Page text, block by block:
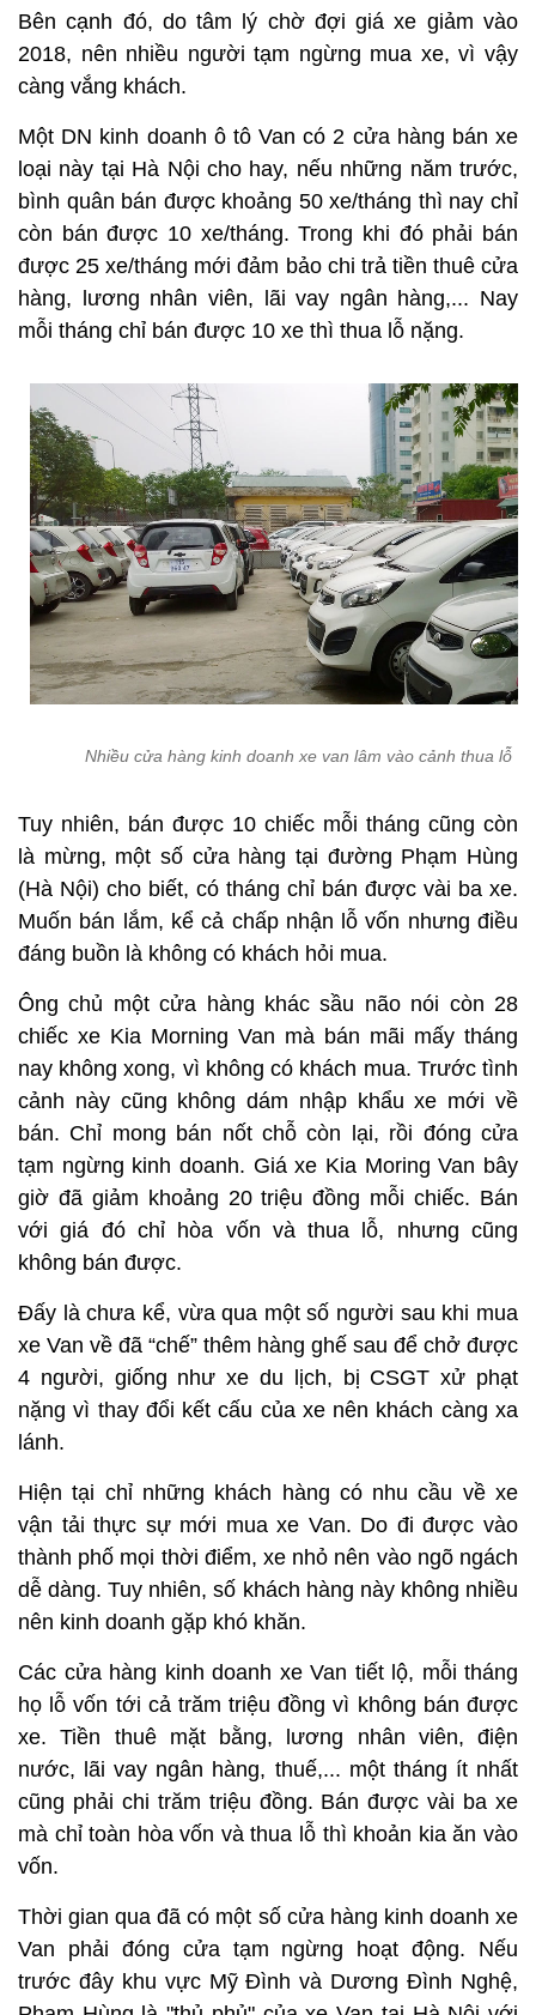
Bên cạnh đó, do tâm lý chờ đợi giá xe giảm vào
2018, nên nhiều người tạm ngừng mua xe, vì vậy
càng vắng khách.
Một DN kinh doanh ô tô Van có 2 cửa hàng bán xe
loại này tại Hà Nội cho hay, nếu những năm trước,
bình quân bán được khoảng 50 xe/tháng thì nay chỉ
còn bán được 10 xe/tháng. Trong khi đó phải bán
được 25 xe/tháng mới đảm bảo chi trả tiền thuê cửa
hàng, lương nhân viên, lãi vay ngân hàng,... Nay
mỗi tháng chỉ bán được 10 xe thì thua lỗ nặng.
Nhiều cửa hàng kinh doanh xe van lâm vào cảnh thua lỗ
Tuy nhiên, bán được 10 chiếc mỗi tháng cũng còn
là mừng, một số cửa hàng tại đường Phạm Hùng
(Hà Nội) cho biết, có tháng chỉ bán được vài ba xe.
Muốn bán lắm, kể cả chấp nhận lỗ vốn nhưng điều
đáng buồn là không có khách hỏi mua.
Ông chủ một cửa hàng khác sầu não nói còn 28
chiếc xe Kia Morning Van mà bán mãi mấy tháng
nay không xong, vì không có khách mua. Trước tình
cảnh này cũng không dám nhập khẩu xe mới về
bán. Chỉ mong bán nốt chỗ còn lại, rồi đóng cửa
tạm ngừng kinh doanh. Giá xe Kia Moring Van bây
giờ đã giảm khoảng 20 triệu đồng mỗi chiếc. Bán
với giá đó chỉ hòa vốn và thua lỗ, nhưng cũng
không bán được.
Đấy là chưa kể, vừa qua một số người sau khi mua
xe Van về đã “chế” thêm hàng ghế sau để chở được
4 người, giống như xe du lịch, bị CSGT xử phạt
nặng vì thay đổi kết cấu của xe nên khách càng xa
lánh.
Hiện tại chỉ những khách hàng có nhu cầu về xe
vận tải thực sự mới mua xe Van. Do đi được vào
thành phố mọi thời điểm, xe nhỏ nên vào ngõ ngách
dễ dàng. Tuy nhiên, số khách hàng này không nhiều
nên kinh doanh gặp khó khăn.
Các cửa hàng kinh doanh xe Van tiết lộ, mỗi tháng
họ lỗ vốn tới cả trăm triệu đồng vì không bán được
xe. Tiền thuê mặt bằng, lương nhân viên, điện
nước, lãi vay ngân hàng, thuế,... một tháng ít nhất
cũng phải chi trăm triệu đồng. Bán được vài ba xe
mà chỉ toàn hòa vốn và thua lỗ thì khoản kia ăn vào
vốn.
Thời gian qua đã có một số cửa hàng kinh doanh xe
Van phải đóng cửa tạm ngừng hoạt động. Nếu
trước đây khu vực Mỹ Đình và Dương Đình Nghệ,